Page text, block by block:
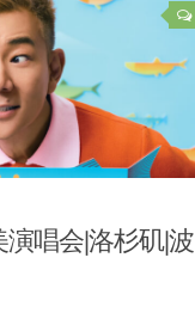
演唱会|洛杉矶|波